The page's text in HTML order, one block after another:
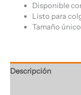
Disponible
Listo para
Tamaño
Descripción